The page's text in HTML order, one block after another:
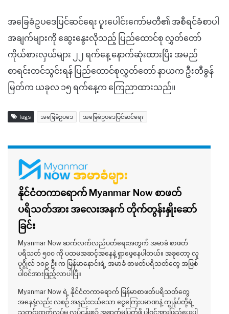
အခြေခံဥပဒေပြင်ဆင်ရေး ပူးပေါင်းကော်မတီ၏ အစီရင်ခံစာပါ
အချက်များကို ဆွေးနွေးလိုသည့် ပြည်ထောင်စု လွှတ်တော်
ကိုယ်စားလှယ်များ ၂၂ ရက်နေ့ နောက်ဆုံးထားပြီး အမည်
စာရင်းတင်သွင်းရန် ပြည်ထောင်စုလွှတ်တော် နာယက ဦးတီခွန်
မြတ်က ယခုလ ၁၅ ရက်နေ့က ကြေညာထားသည်။
Tags အခြေခံဥပဒေ အခြေခံဥပဒေပြင်ဆင်ရေး
နိုင်ငံတကာရောက် Myanmar Now စာဖတ်
ပရိသတ်အား အလေးအနက် တိုက်တွန်းနှိုးဆော်
ခြင်း
Myanmar Now ဆက်လက်လည်ပတ်ရေးအတွက် အမာခံ စာဖတ်
ပရိသတ် ၅၀၀ ကို ပထမအဆင့်အနေနဲ့ ရှာဖွေနေပါတယ်။ အခုတော့ လူ
ပုဂ္ဂိုလ် ၁၀၉ ဦး က မြန်မာနောင်းရဲ့ အမာခံ စာဖတ်ပရိသတ်တွေ အဖြစ်
ပါဝင်အားဖြည့်လာပါပြီ။
Myanmar Now ရဲ့ နိုင်ငံတကာရောက် မြန်မာစာဖတ်ပရိသတ်တွေ
အနေနဲ့လည်း လစဉ် အနည်းငယ်သော ငွေကြေးပမာဏနဲ့ ကျွန်ုပ်တို့ရဲ့
သတင်းထုတ်လုပ်မှု လုပ်ငန်းစဉ် အဆက်မပြတ်ဖို့ ပါဝင်အားဖြည့်ပေးပါ